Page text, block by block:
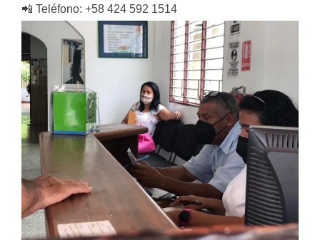
📲 Teléfono: +58 424 592 1514